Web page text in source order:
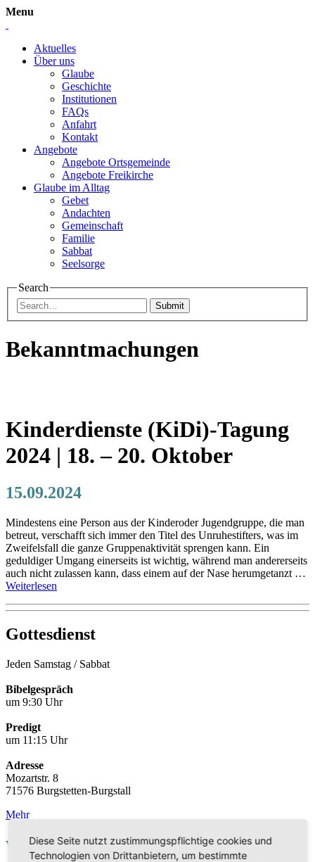
Menu
Aktuelles
Über uns
Glaube
Geschichte
Institutionen
FAQs
Anfahrt
Kontakt
Angebote
Angebote Ortsgemeinde
Angebote Freikirche
Glaube im Alltag
Gebet
Andachten
Gemeinschaft
Familie
Sabbat
Seelsorge
Search
Submit
Bekanntmachungen
Kinderdienste (KiDi)-Tagung
2024 | 18. – 20. Oktober
15.09.2024
Mindestens eine Person aus der Kinderoder Jugendgruppe, die man
betreut, verschafft sich immer den Titel des Unruhestifters, was im
Zweifelsfall die ganze Gruppenaktivität sprengen kann. Ein
geduldiger Umgang einerseits ist wichtig, während man andererseits
auch nicht zulassen kann, dass einem auf der Nase herumgetanzt …
Weiterlesen
Gottesdienst
Jeden Samstag / Sabbat
Bibelgespräch
um 9:30 Uhr
Predigt
um 11:15 Uhr
Adresse
Mozartstr. 8
71576 Burgstetten-Burgstall
Mehr
Veranstaltungen
Diese Seite nutzt zustimmungspflichtige cookies und
Technologien von Drittanbietern, um bestimmte